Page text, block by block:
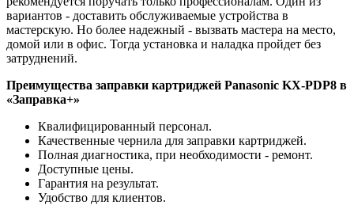
вариантов - доставить обслуживаемые устройства в
мастерскую. Но более надежный - вызвать мастера на место,
домой или в офис. Тогда установка и наладка пройдет без
затруднений.
Преимущества заправки картриджей Panasonic KX-PDP8 в
«Заправка+»
Квалифицированный персонал.
Качественные чернила для заправки картриджей.
Полная диагностика, при необходимости - ремонт.
Доступные цены.
Гарантия на результат.
Удобство для клиентов.